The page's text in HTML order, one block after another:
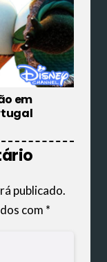
em
publicado.
com *